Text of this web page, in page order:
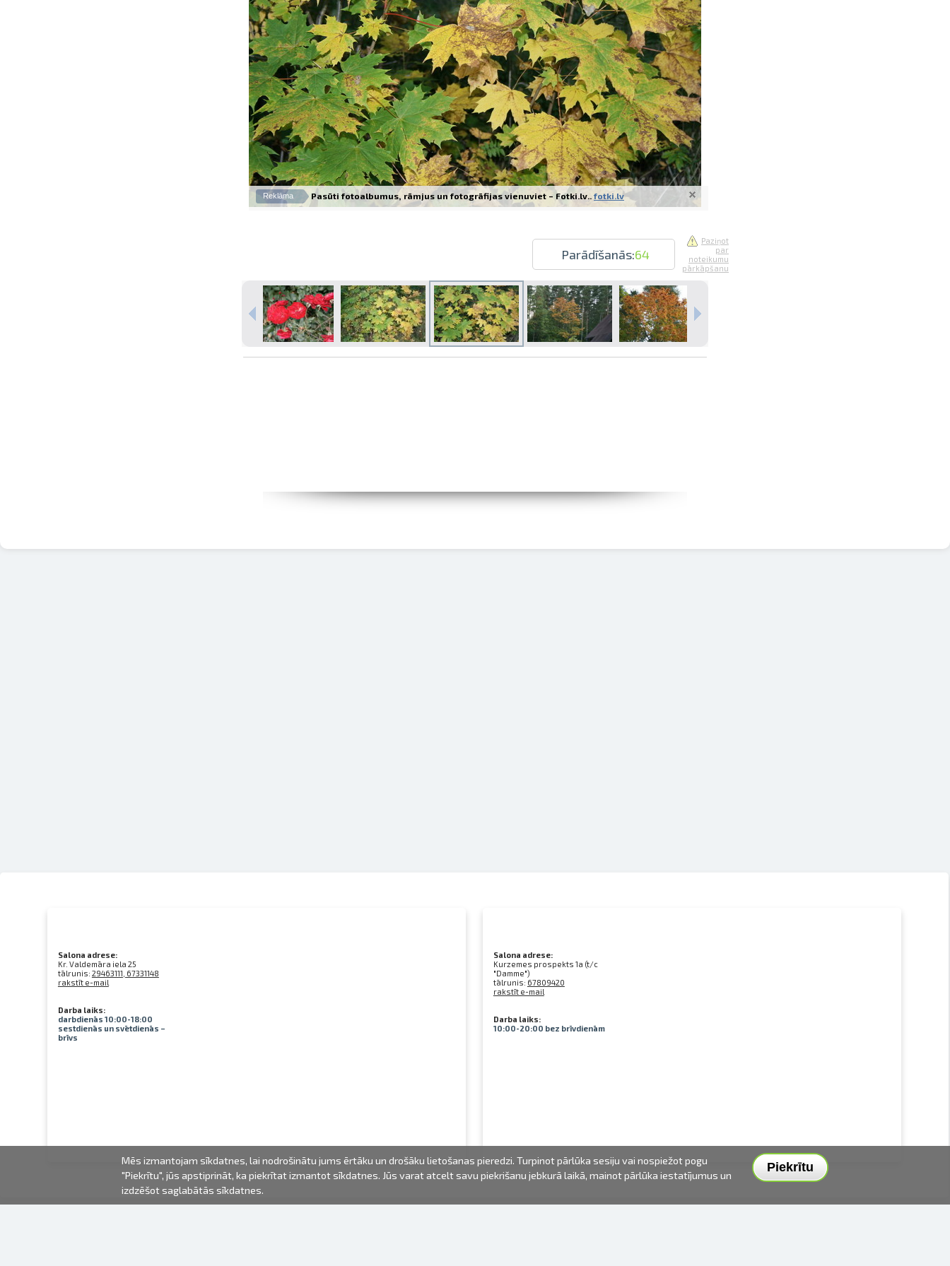
Izdrukas 1h laikā Rīgā – pasūtiet tiešsaistē
Dažādi formāti un papīra veidi jūsu foto
Piegāde visā Latvijā vai saņemšana klātienē
Reklāma Pasūti fotoalbumus, rāmjus un fotogrāfijas vienuviet – Fotki.lv.. fotki.lv
Parādīšanās:64
Paziņot
par
noteikumu
pārkāpšanu
Salona adrese:
Kr. Valdemāra iela 25
tālrunis: 29463111, 67331148
rakstīt e-mail
Darba laiks:
darbdienās 10:00-18:00
sestdienās un svētdienās –
brīvs
Salona adrese:
Kurzemes prospekts 1a (t/c
"Damme")
tālrunis: 67809420
rakstīt e-mail
Darba laiks:
10:00-20:00 bez brīvdienām
Piekrītu
Mēs izmantojam sīkdatnes, lai nodrošinātu jums ērtāku un drošāku lietošanas pieredzi. Turpinot pārlūka sesiju vai nospiežot pogu
"Piekrītu", jūs apstiprināt, ka piekrītat izmantot sīkdatnes. Jūs varat atcelt savu piekrišanu jebkurā laikā, mainot pārlūka iestatījumus un
izdzēšot saglabātās sīkdatnes.